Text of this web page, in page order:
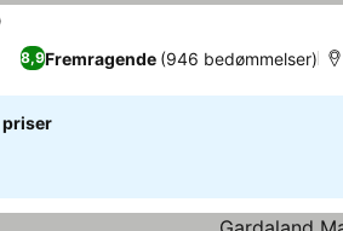
8,9Fremragende (946 bedømmelser)
priser